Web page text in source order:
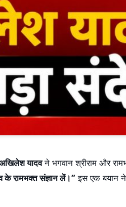
यादवने भगवान श्रीराम और
के रामभक्त संज्ञान लें।” इस एक बयान ने